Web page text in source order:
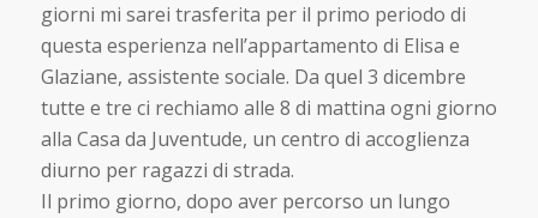
giorni mi sarei trasferita per il primo periodo di
questa esperienza nell’appartamento di Elisa e
Glaziane, assistente sociale. Da quel 3 dicembre
tutte e tre ci rechiamo alle 8 di mattina ogni giorno
alla Casa da Juventude, un centro di accoglienza
diurno per ragazzi di strada.
Il primo giorno, dopo aver percorso un lungo